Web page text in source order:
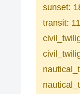
sunset:
transit: